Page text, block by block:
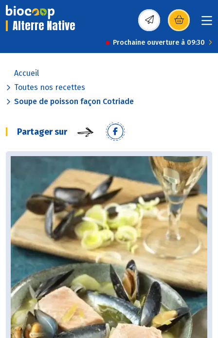
Alterre Native (s’ouvre dans une
Prochaine ouverture à 09:30
Accueil
Toutes nos recettes
Soupe de poisson façon Cotriade
Partager sur